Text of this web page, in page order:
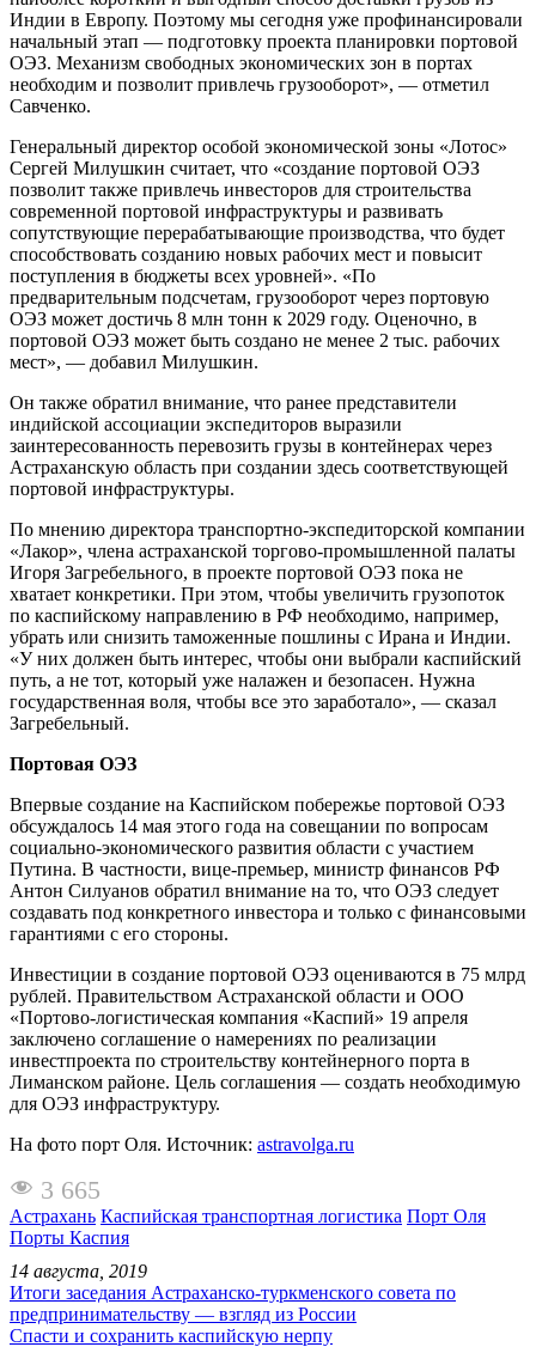
Индии в Европу. Поэтому мы сегодня уже профинансировали
начальный этап — подготовку проекта планировки портовой
ОЭЗ. Механизм свободных экономических зон в портах
необходим и позволит привлечь грузооборот», — отметил
Савченко.
Генеральный директор особой экономической зоны «Лотос»
Сергей Милушкин считает, что «создание портовой ОЭЗ
позволит также привлечь инвесторов для строительства
современной портовой инфраструктуры и развивать
сопутствующие перерабатывающие производства, что будет
способствовать созданию новых рабочих мест и повысит
поступления в бюджеты всех уровней». «По
предварительным подсчетам, грузооборот через портовую
ОЭЗ может достичь 8 млн тонн к 2029 году. Оценочно, в
портовой ОЭЗ может быть создано не менее 2 тыс. рабочих
мест», — добавил Милушкин.
Он также обратил внимание, что ранее представители
индийской ассоциации экспедиторов выразили
заинтересованность перевозить грузы в контейнерах через
Астраханскую область при создании здесь соответствующей
портовой инфраструктуры.
По мнению директора транспортно-экспедиторской компании
«Лакор», члена астраханской торгово-промышленной палаты
Игоря Загребельного, в проекте портовой ОЭЗ пока не
хватает конкретики. При этом, чтобы увеличить грузопоток
по каспийскому направлению в РФ необходимо, например,
убрать или снизить таможенные пошлины с Ирана и Индии.
«У них должен быть интерес, чтобы они выбрали каспийский
путь, а не тот, который уже налажен и безопасен. Нужна
государственная воля, чтобы все это заработало», — сказал
Загребельный.
Портовая ОЭЗ
Впервые создание на Каспийском побережье портовой ОЭЗ
обсуждалось 14 мая этого года на совещании по вопросам
социально-экономического развития области с участием
Путина. В частности, вице-премьер, министр финансов РФ
Антон Силуанов обратил внимание на то, что ОЭЗ следует
создавать под конкретного инвестора и только с финансовыми
гарантиями с его стороны.
Инвестиции в создание портовой ОЭЗ оцениваются в 75 млрд
рублей. Правительством Астраханской области и ООО
«Портово-логистическая компания «Каспий» 19 апреля
заключено соглашение о намерениях по реализации
инвестпроекта по строительству контейнерного порта в
Лиманском районе. Цель соглашения — создать необходимую
для ОЭЗ инфраструктуру.
На фото порт Оля. Источник: astravolga.ru
3 665
Астрахань Каспийская транспортная логистика Порт Оля
Порты Каспия
14 августа, 2019
Итоги заседания Астраханско-туркменского совета по
предпринимательству — взгляд из России
Спасти и сохранить каспийскую нерпу